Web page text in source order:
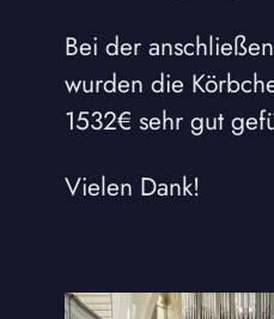
Bei der
wurden die
1532€ sehr gut
Vielen Dank!